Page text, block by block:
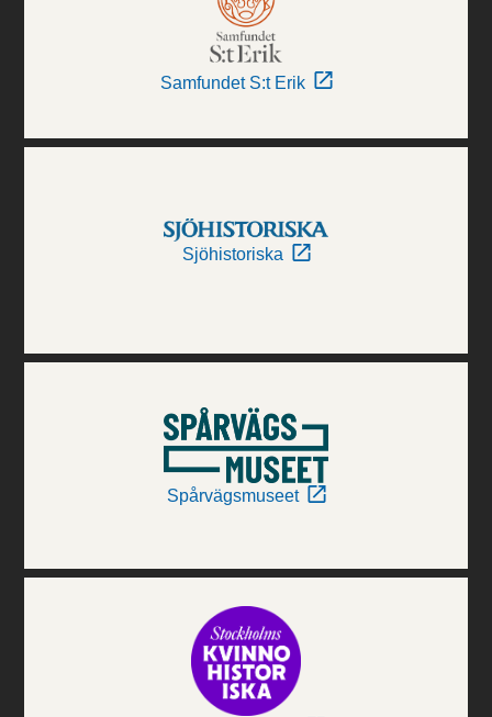
Samfundet S:t Erik
Sjöhistoriska
Spårvägsmuseet